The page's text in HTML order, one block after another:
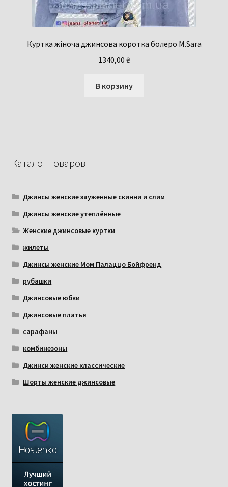
Куртка жіноча джинсова коротка болеро М.Sara
1340,00 ₴
В корзину
Каталог товаров
Джинсы женские зауженные скинни и слим
Джинсы женские утеплённые
Женские джинсовые куртки
жилеты
Джинсы женские Мом Палаццо Бойфренд
рубашки
Джинсовые юбки
Джинсовые платья
сарафаны
комбинезоны
Джинси женские классические
Шорты женские джинсовые